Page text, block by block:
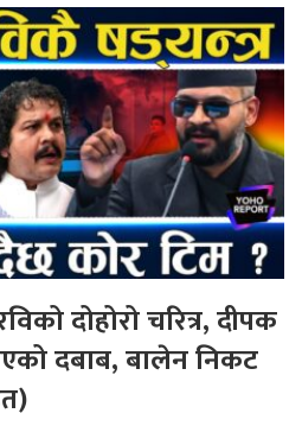
दोहोरो चरित्र, दीपक
दबाब, बालेन निकट